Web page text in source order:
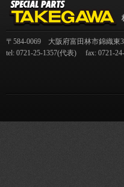
〒584-0069 大阪府富田林市錦織東
tel: 0721-25-1357(代表) fax: 0721-